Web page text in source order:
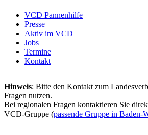
VCD Pannenhilfe
Presse
Aktiv im VCD
Jobs
Termine
Kontakt
Hinweis: Bitte den Kontakt zum
Fragen nutzen.
Bei regionalen Fragen kontaktieren Sie
VCD-Gruppe (passende Gruppe in Baden-